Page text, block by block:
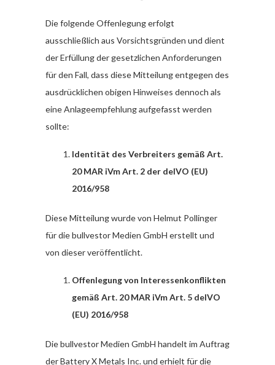
Die folgende Offenlegung erfolgt
ausschließlich aus Vorsichtsgründen und dient
der Erfüllung der gesetzlichen Anforderungen
für den Fall, dass diese Mitteilung entgegen des
ausdrücklichen obigen Hinweises dennoch als
eine Anlageempfehlung aufgefasst werden
sollte:
Identität des Verbreiters gemäß Art.
20 MAR iVm Art. 2 der delVO (EU)
2016/958
Diese Mitteilung wurde von Helmut Pollinger
für die bullvestor Medien GmbH erstellt und
von dieser veröffentlicht.
Offenlegung von Interessenkonflikten
gemäß Art. 20 MAR iVm Art. 5 delVO
(EU) 2016/958
Die bullvestor Medien GmbH handelt im Auftrag
der Battery X Metals Inc. und erhielt für die